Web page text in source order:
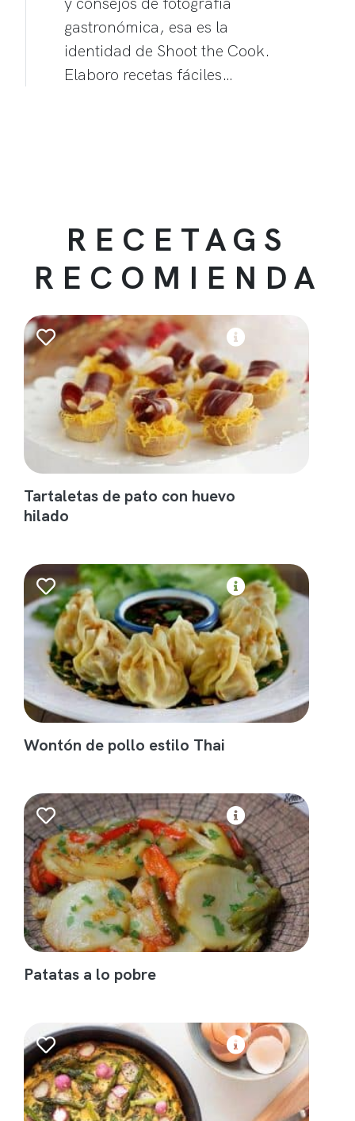
gastronómica, esa es la
identidad de Shoot the Cook.
Elaboro recetas fáciles…
RECETAGS
RECOMIENDA
Tartaletas de pato con huevo
hilado
Wontón de pollo estilo Thai
Patatas a lo pobre